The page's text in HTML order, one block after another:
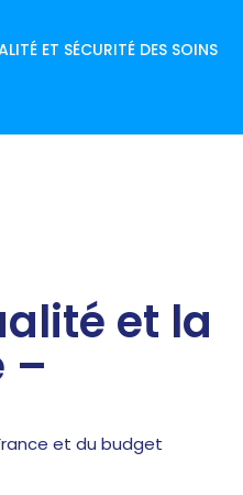
ET SÉCURITÉ DES SOINS
et la
–
et du budget